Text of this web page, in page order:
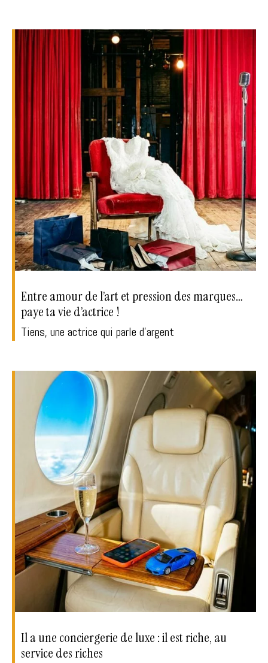
Entre amour de l’art et pression des marques…
paye ta vie d’actrice !
Tiens, une actrice qui parle d'argent
Il a une conciergerie de luxe : il est riche, au
service des riches